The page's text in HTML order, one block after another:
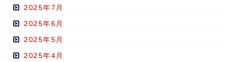
2025年7月
2025年6月
2025年5月
2025年4月